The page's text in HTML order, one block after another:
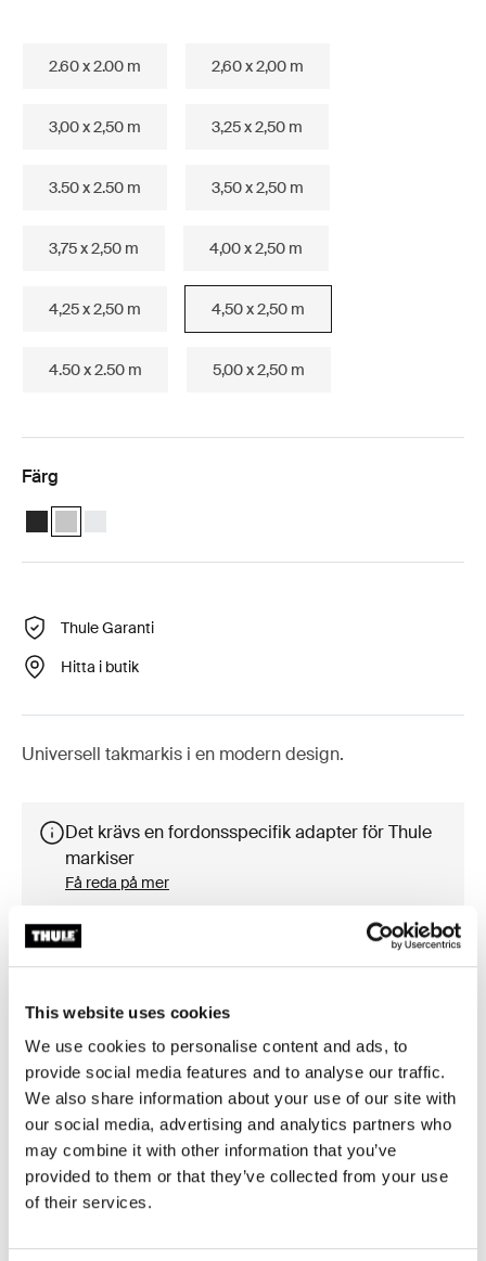
This website uses cookies
We use cookies to personalise content and ads, to
provide social media features and to analyse our traffic.
We also share information about your use of our site with
our social media, advertising and analytics partners who
may combine it with other information that you’ve
provided to them or that they’ve collected from your use
of their services.
2.60 x 2.00 m 2,60 x 2,00 m
3,00 x 2,50 m 3,25 x 2,50 m
3.50 x 2.50 m 3,50 x 2,50 m
3,75 x 2,50 m 4,00 x 2,50 m
4,25 x 2,50 m 4,50 x 2,50 m
4.50 x 2.50 m 5,00 x 2,50 m
Färg
Thule Omnistor 6300 (4.50x2.50) Antracit
Thule Omnistor 6300 (4.50x2.50) Anodiserad (selected)
Thule Garanti
Hitta i butik
Universell takmarkis i en modern design.
Det krävs en fordonsspecifik adapter för Thule
markiser
Få reda på mer
Tillbehör till Thule Omnistor 6300